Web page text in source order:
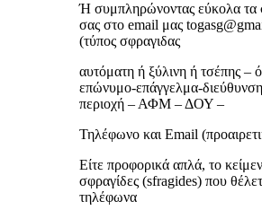
Ή συμπληρώνοντας εύκολα τα
σας στο email μας
(τύπος σφραγιδας
αυτόματη ή ξύλινη ή τσέπης –
επώνυμο-επάγγελμα-
περιοχή – ΑΦΜ – ΔΟΥ –
Τηλέφωνο και Email
Είτε προφορικά απλά, το
σφραγίδες (sfragides) που
τηλέφωνα